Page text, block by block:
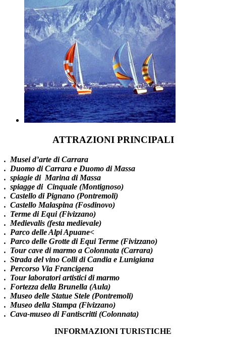
ATTRAZIONI PRINCIPALI
. Musei d’arte di Carrara
. Duomo di Carrara e Duomo di Massa
. spiagie di Marina di Massa
. spiagge di Cinquale (Montignoso)
. Castello di Pignano (Pontremoli)
. Castello Malaspina (Fosdinovo)
. Terme di Equi (Fivizzano)
. Medievalis (festa medievale)
. Parco delle Alpi Apuane<
. Parco delle Grotte di Equi Terme (Fivizzano)
. Tour cave di marmo a Colonnata (Carrara)
. Strada del vino Colli di Candia e Lunigiana
. Percorso Via Francigena
. Tour laboratori artistici di marmo
. Fortezza della Brunella (Aula)
. Museo delle Statue Stele (Pontremoli)
. Museo della Stampa (Fivizzano)
. Cava-museo di Fantiscritti (Colonnata)
INFORMAZIONI TURISTICHE